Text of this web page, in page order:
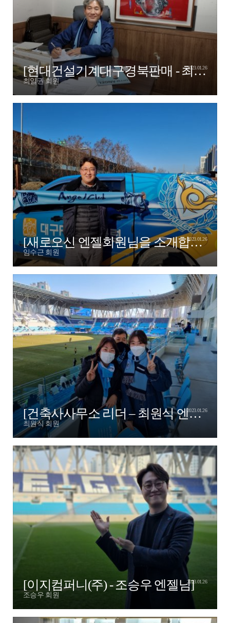
[현대건설기계대구경북판매 - 최일권 엔젤님]
최일권 회원
2023.01.26
[새로오신 엔젤회원님을 소개합니다! - 달구벌 크레인 임수근 엔젤님]
임수근 회원
2023.01.26
[건축사사무소 리더 – 최원식 엔젤님]
최원식 회원
2023.01.26
[이지컴퍼니(주) - 조승우 엔젤님]
조승우 회원
2023.01.26